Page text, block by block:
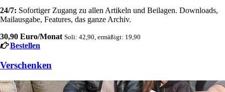
24/7: Sofortiger Zugang zu allen Artikeln und Beilagen. Downloads,
Mailausgabe, Features, das ganze Archiv.
30,90 Euro/Monat Soli: 42,90, ermäßigt: 19,90
Bestellen
Verschenken